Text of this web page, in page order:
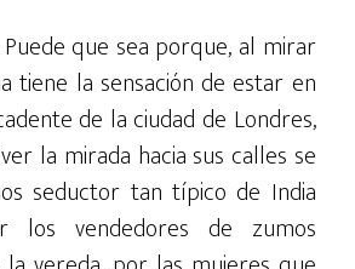
que sea porque, al mirar
tiene la sensación de estar en
de la ciudad de Londres,
la mirada hacia sus calles se
seductor tan típico de India
los vendedores de zumos